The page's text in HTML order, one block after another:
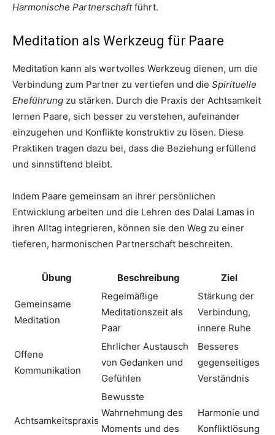
Harmonische Partnerschaftführt.
Meditation als Werkzeug für Paare
Meditation kann als wertvolles Werkzeug dienen, um die
Verbindung zum Partner zu vertiefen und die Spirituelle
Eheführung zu stärken. Durch die Praxis der Achtsamkeit
lernen Paare, sich besser zu verstehen, aufeinander
einzugehen und Konflikte konstruktiv zu lösen. Diese
Praktiken tragen dazu bei, dass die Beziehung erfüllend
und sinnstiftend bleibt.
Indem Paare gemeinsam an ihrer persönlichen
Entwicklung arbeiten und die Lehren des Dalai Lamas in
ihren Alltag integrieren, können sie den Weg zu einer
tieferen, harmonischen Partnerschaft beschreiten.
Übung Beschreibung Ziel
Gemeinsame
Meditation
Regelmäßige
Meditationszeit als
Paar
Stärkung der
Verbindung,
innere Ruhe
Offene
Kommunikation
Ehrlicher Austausch
von Gedanken und
Gefühlen
Besseres
gegenseitiges
Verständnis
Achtsamkeitspraxis
Bewusste
Wahrnehmung des
Moments und des
Harmonie und
Konfliktlösung